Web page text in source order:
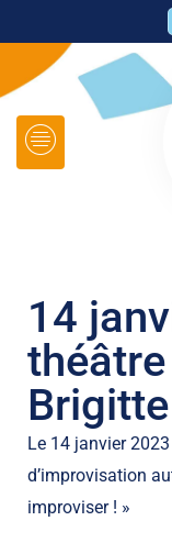
14
Le 14 janvier
d’improvisation
improviser ! »